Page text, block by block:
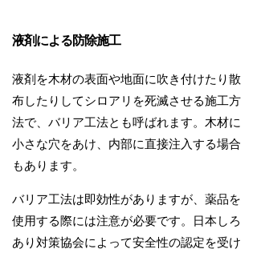
液剤による防除施工
液剤を木材の表面や地面に吹き付けたり散
布したりしてシロアリを死滅させる施工方
法で、バリア工法とも呼ばれます。木材に
小さな穴をあけ、内部に直接注入する場合
もあります。
バリア工法は即効性がありますが、薬品を
使用する際には注意が必要です。日本しろ
あり対策協会によって安全性の認定を受け